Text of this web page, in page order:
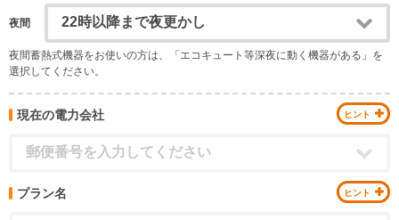
夜間
夜間蓄熱式機器をお使いの方は、「エコキュート等深夜に動く機器がある」を
選択してください。
現在の電力会社
プラン名